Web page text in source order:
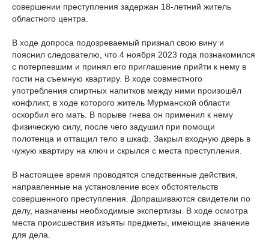
совершении преступления задержан 18-летний житель
областного центра.
В ходе допроса подозреваемый признал свою вину и
пояснил следователю, что 4 ноября 2023 года познакомился
с потерпевшим и принял его приглашение прийти к нему в
гости на съемную квартиру. В ходе совместного
употребления спиртных напитков между ними произошёл
конфликт, в ходе которого житель Мурманской области
оскорбил его мать. В порыве гнева он применил к нему
физическую силу, после чего задушил при помощи
полотенца и оттащил тело в шкаф. Закрыл входную дверь в
чужую квартиру на ключ и скрылся с места преступления.
В настоящее время проводятся следственные действия,
направленные на установление всех обстоятельств
совершенного преступления. Допрашиваются свидетели по
делу, назначены необходимые экспертизы. В ходе осмотра
места происшествия изъяты предметы, имеющие значение
для дела.